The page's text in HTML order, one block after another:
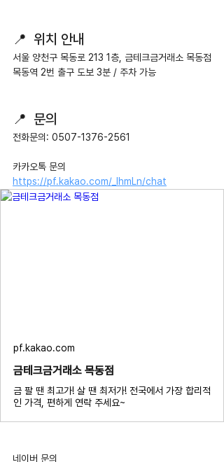
📍  위치 안내
서울 양천구 목동로 213 1층, 금테크금거래소 목동점
목동역 2번 출구 도보 3분 / 주차 가능
📍  문의
전화문의: 0507-1376-2561
카카오톡 문의
https://pf.kakao.com/_IhmLn/chat
pf.kakao.com
금테크금거래소 목동점
금 팔 땐 최고가! 살 땐 최저가! 전국에서 가장 합리적
인 가격, 편하게 연락 주세요~
네이버 문의